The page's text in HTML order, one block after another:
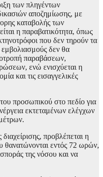
των πληγέντων
αποζημίωσης, με
καταβολής των
η παραβατικότητα, όπως
που δεν τηρούν τα
δεν θα
παραβάσεων,
ενώ ενισχύεται η
και τις εισαγγελικές
προσωπικού στο πεδίο για
εκτεταμένων ελέγχων
προβλέπεται η
εντός 72 ωρών,
της νόσου και να